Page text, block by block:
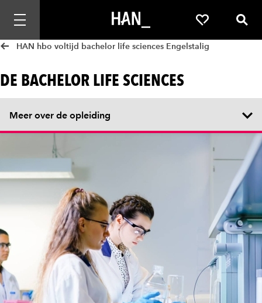
Mobiele navigatie openen Favorieten
HAN hbo voltijd bachelor life sciences Engelstalig
DE BACHELOR LIFE SCIENCES
Meer over de opleiding